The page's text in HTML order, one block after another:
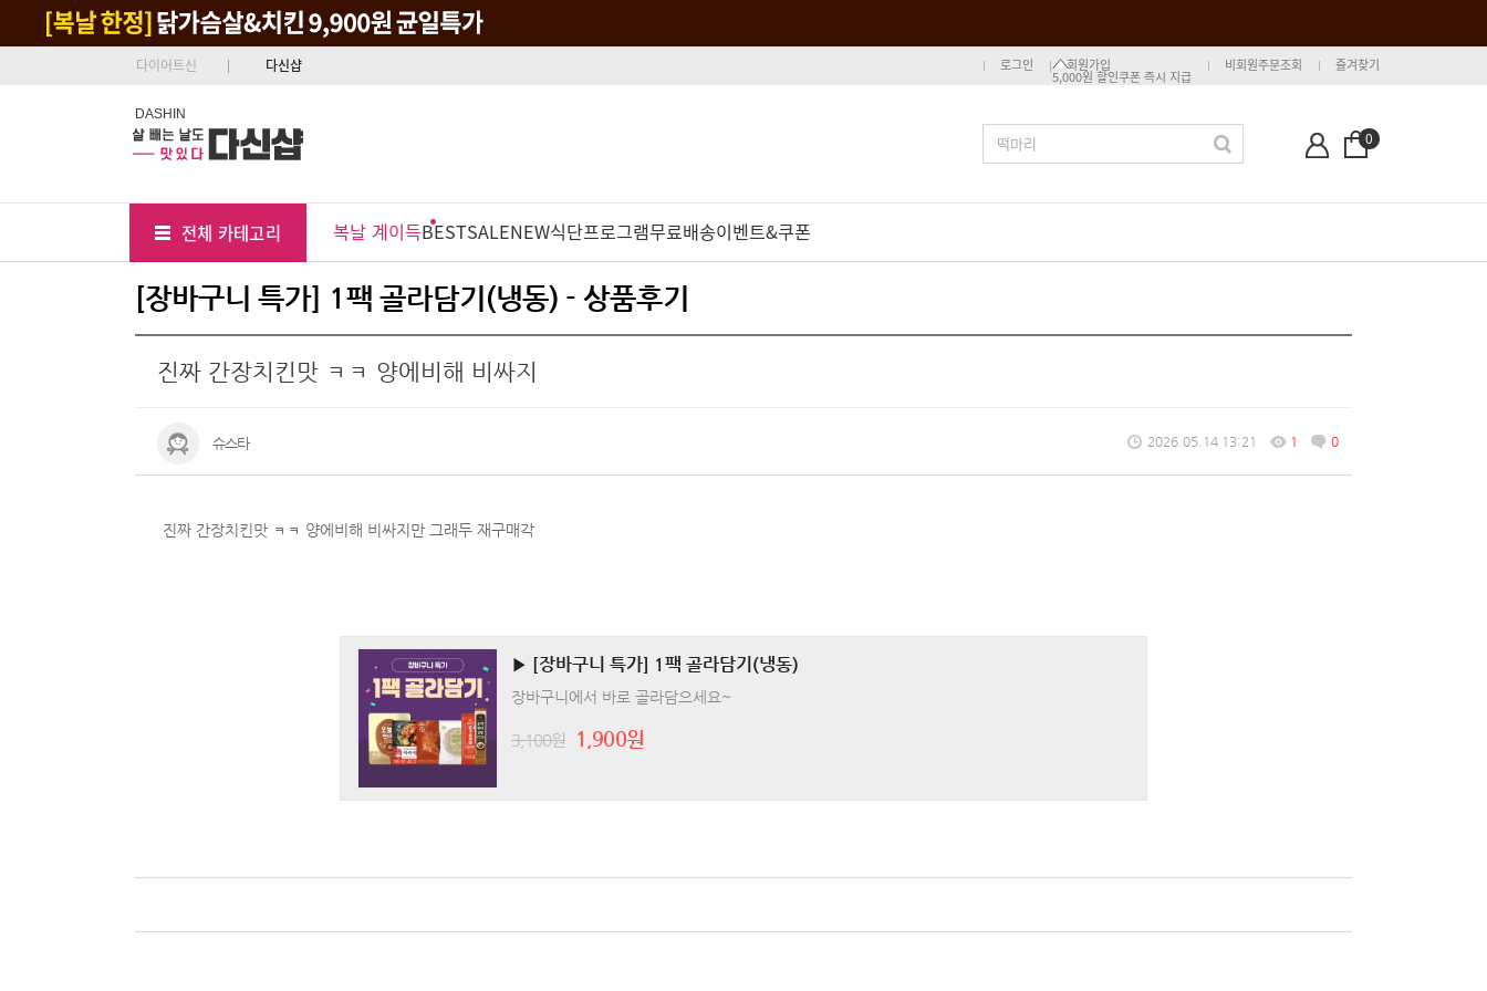
다이어트신 다신샵 로그인 회원가입
5,000원 할인쿠폰 즉시 지급
비회원주문조회 즐겨찾기
DASHIN
0
전체 카테고리 복날 계이득BESTSALENEW식단프로그램무료배송이벤트&쿠폰
[장바구니 특가] 1팩 골라담기(냉동) - 상품후기
진짜 간장치킨맛 ㅋㅋ 양에비해 비싸지
슈스타 2026.05.14 13:21 1 0
진짜 간장치킨맛 ㅋㅋ 양에비해 비싸지만 그래두 재구매각
▶ [장바구니 특가] 1팩 골라담기(냉동)
장바구니에서 바로 골라담으세요~
3,100원 1,900원